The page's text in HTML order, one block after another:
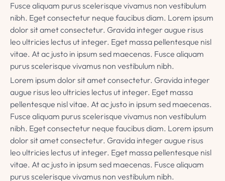
Fusce aliquam purus scelerisque vivamus non vestibulum
nibh. Eget consectetur neque faucibus diam. Lorem ipsum
dolor sit amet consectetur. Gravida integer augue risus
leo ultricies lectus ut integer. Eget massa pellentesque nisl
vitae. At ac justo in ipsum sed maecenas. Fusce aliquam
purus scelerisque vivamus non vestibulum nibh.
Lorem ipsum dolor sit amet consectetur. Gravida integer
augue risus leo ultricies lectus ut integer. Eget massa
pellentesque nisl vitae. At ac justo in ipsum sed maecenas.
Fusce aliquam purus scelerisque vivamus non vestibulum
nibh. Eget consectetur neque faucibus diam. Lorem ipsum
dolor sit amet consectetur. Gravida integer augue risus
leo ultricies lectus ut integer. Eget massa pellentesque nisl
vitae. At ac justo in ipsum sed maecenas. Fusce aliquam
purus scelerisque vivamus non vestibulum nibh.